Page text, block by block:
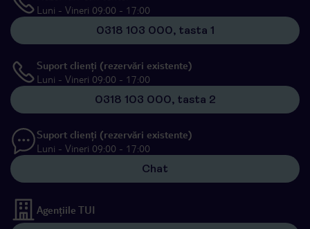
Luni - Vineri 09:00 - 17:00
0318 103 000, tasta 1
Suport clienți (rezervări existente)
Luni - Vineri 09:00 - 17:00
0318 103 000, tasta 2
Suport clienți (rezervări existente)
Luni - Vineri 09:00 - 17:00
Chat
Agențiile TUI